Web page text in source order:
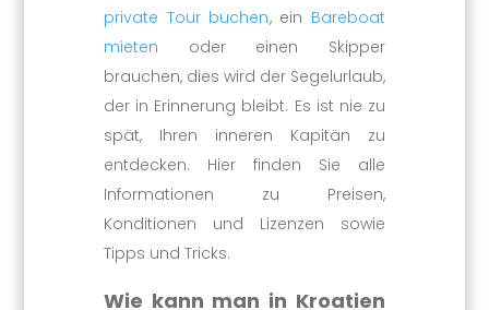
private Tour buchen, ein Bareboat
mieten oder einen Skipper
brauchen, dies wird der Segelurlaub,
der in Erinnerung bleibt. Es ist nie zu
spät, Ihren inneren Kapitän zu
entdecken. Hier finden Sie alle
Informationen zu Preisen,
Konditionen und Lizenzen sowie
Tipps und Tricks.
Wie kann man in Kroatien